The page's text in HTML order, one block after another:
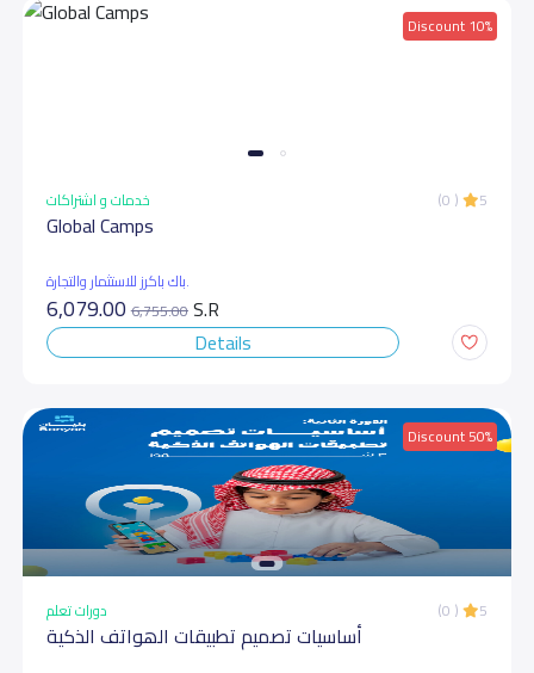
Discount 10%
خدمات و اشتراكات (0 ) 5
Global Camps
باك باكرز للاستثمار والتجارة.
6,079.00 6,755.00S.R
Details
Discount 50%
دورات تعلم (0 ) 5
أساسیات تصمیم تطبیقات الھواتف الذكیة